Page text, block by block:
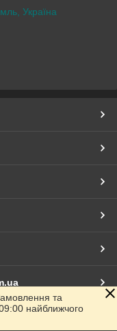
Україна
та
найближчого